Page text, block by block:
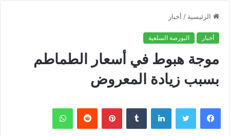
الرئيسية / أخبار
أخبار البورصة السلعية
موجة هبوط في أسعار الطماطم
بسبب زيادة المعروض
فيسبوك تويتر لينكدإن بينتيريست واتساب